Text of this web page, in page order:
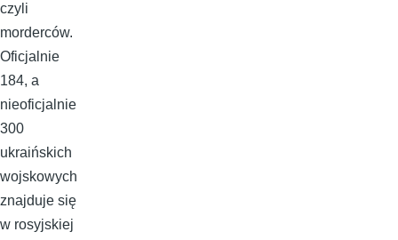
czyli
morderców.
Oficjalnie
184, a
nieoficjalnie
300
ukraińskich
wojskowych
znajduje się
w rosyjskiej